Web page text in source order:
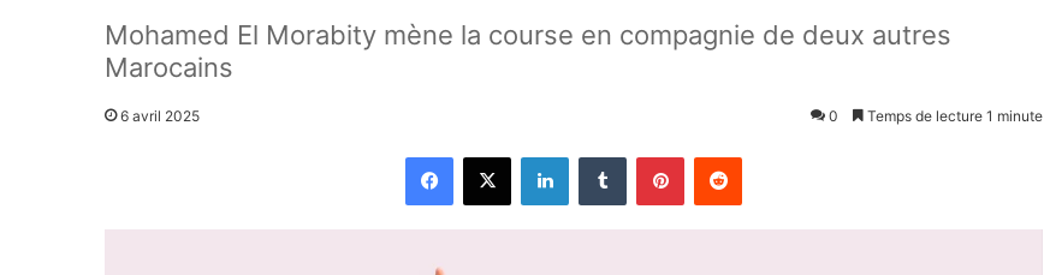
Mohamed El Morabity mène la course en compagnie de deux autres
Marocains
6 avril 2025 0 Temps de lecture 1 minute